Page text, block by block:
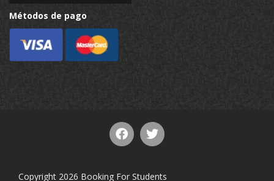
Métodos de pago
Copyright 2026 Booking For Students